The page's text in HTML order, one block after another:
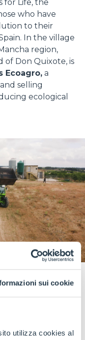
sui cookie
utilizza cookies al
for Life, the
who have
to their
In the village
region,
Don Quixote, is
Ecoagro, a
selling
ecological